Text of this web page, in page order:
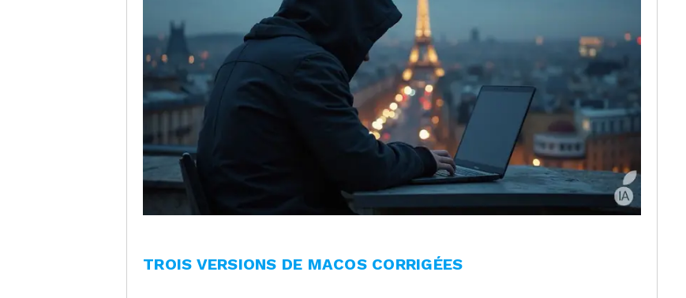
TROIS VERSIONS DE MACOS CORRIGÉES